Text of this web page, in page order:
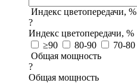
Индекс цветопередачи, %
?
Индекс цветопередачи, %
≥90
80-90 70-80
Общая мощность
?
Общая мощность